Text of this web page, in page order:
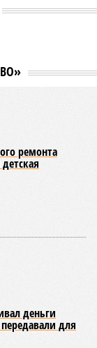
ремонта
деньги
для